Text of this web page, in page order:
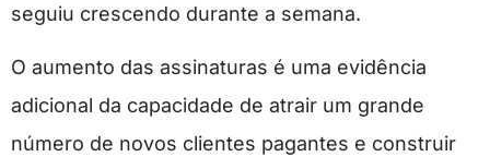
seguiu crescendo durante a semana.
O aumento das assinaturas é uma evidência
adicional da capacidade de atrair um grande
número de novos clientes pagantes e construir